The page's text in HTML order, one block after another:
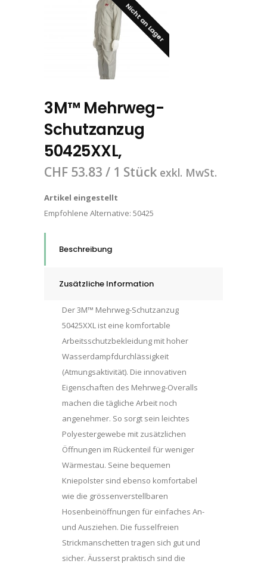
Nicht an Lager
3M™ Mehrweg-
Schutzanzug
50425XXL,
CHF 53.83 / 1 Stück exkl. MwSt.
Artikel eingestellt
Empfohlene Alternative: 50425
Beschreibung
Zusätzliche Information
Der 3M™ Mehrweg-Schutzanzug
50425XXL ist eine komfortable
Arbeitsschutzbekleidung mit hoher
Wasserdampfdurchlässigkeit
(Atmungsaktivität). Die innovativen
Eigenschaften des Mehrweg-Overalls
machen die tägliche Arbeit noch
angenehmer. So sorgt sein leichtes
Polyestergewebe mit zusätzlichen
Öffnungen im Rückenteil für weniger
Wärmestau. Seine bequemen
Kniepolster sind ebenso komfortabel
wie die grössenverstellbaren
Hosenbeinöffnungen für einfaches An-
und Ausziehen. Die fusselfreien
Strickmanschetten tragen sich gut und
sicher. Äusserst praktisch sind die